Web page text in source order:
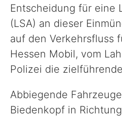
Entscheidung für eine
(LSA) an dieser
auf den Verkehrsfluss
Hessen Mobil, vom
Polizei die
Abbiegende
Biedenkopf in